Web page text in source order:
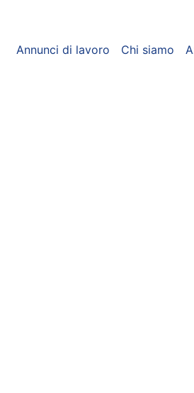
Annunci di lavoro Chi siamo